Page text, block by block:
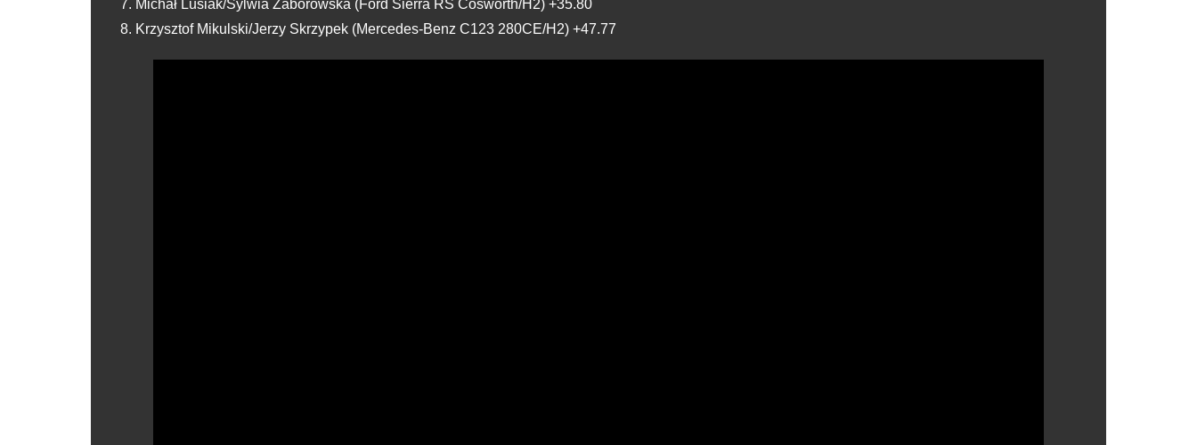
Michał Lusiak/Sylwia Zaborowska (Ford Sierra RS Cosworth/H2) +35.80
Krzysztof Mikulski/Jerzy Skrzypek (Mercedes-Benz C123 280CE/H2) +47.77